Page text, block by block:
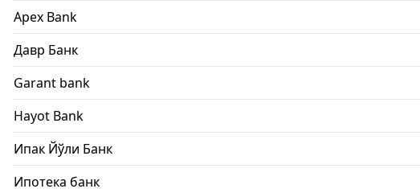
Apex Bank
Давр Банк
Garant bank
Hayot Bank
Ипак Йўли Банк
Ипотека банк